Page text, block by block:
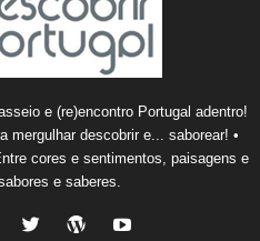
e (re)encontro Portugal adentro!
mergulhar descobrir e... saborear! •
cores e sentimentos, paisagens e
e saberes.